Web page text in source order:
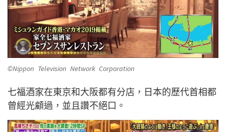
©Nippon Television Network Corporation
七福酒家在東京和大阪都有分店，日本的歷代首相都
曾經光顧過，並且讚不絕口。